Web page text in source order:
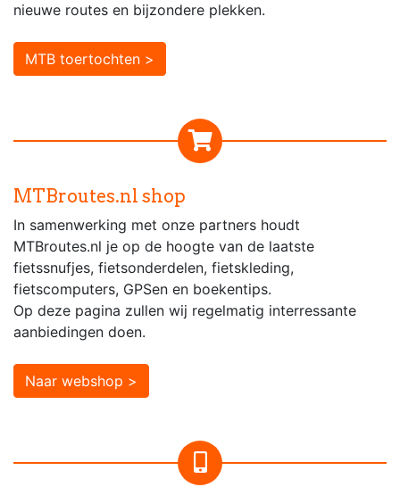
nieuwe routes en bijzondere plekken.
MTB toertochten >
MTBroutes.nl shop
In samenwerking met onze partners houdt
MTBroutes.nl je op de hoogte van de laatste
fietssnufjes, fietsonderdelen, fietskleding,
fietscomputers, GPSen en boekentips.
Op deze pagina zullen wij regelmatig interressante
aanbiedingen doen.
Naar webshop >